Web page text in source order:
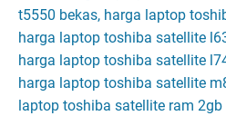
t5550 bekas, harga laptop
harga laptop toshiba satellite
harga laptop toshiba satellite
harga laptop toshiba satellite
laptop toshiba satellite ram